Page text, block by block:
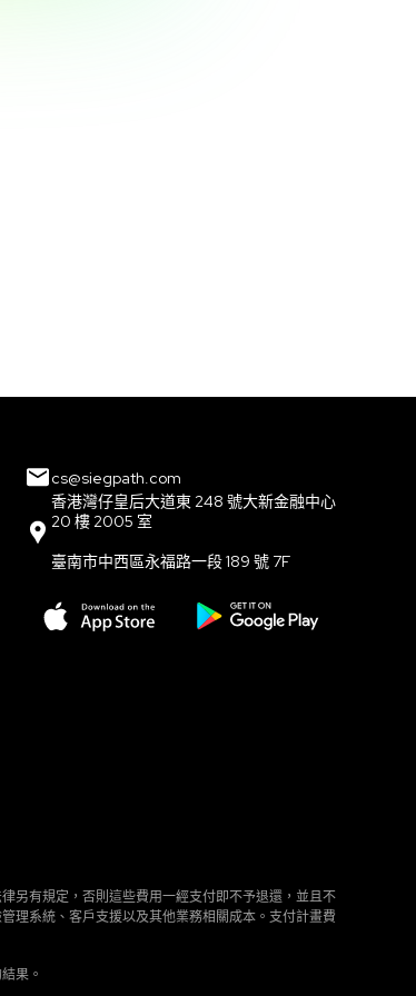
cs@siegpath.com
香港灣仔皇后大道東 248 號大新金融中心
20 樓 2005 室
臺南市中西區永福路一段 189 號 7F
另有規定，否則這些費用一經支付即不予退還，並且不
理系統、客戶支援以及其他業務相關成本。支付計畫費
果。